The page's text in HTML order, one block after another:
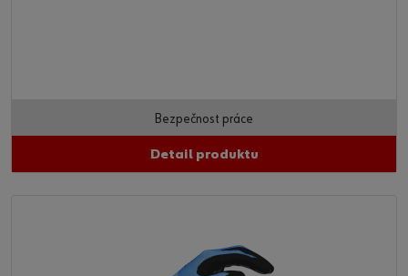
Bezpečnost práce
Detail produktu